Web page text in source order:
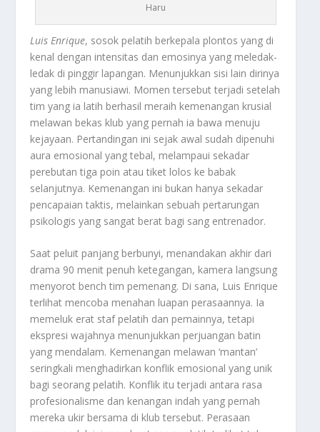
Haru
Luis Enrique, sosok pelatih berkepala plontos yang di
kenal dengan intensitas dan emosinya yang meledak-
ledak di pinggir lapangan. Menunjukkan sisi lain dirinya
yang lebih manusiawi. Momen tersebut terjadi setelah
tim yang ia latih berhasil meraih kemenangan krusial
melawan bekas klub yang pernah ia bawa menuju
kejayaan. Pertandingan ini sejak awal sudah dipenuhi
aura emosional yang tebal, melampaui sekadar
perebutan tiga poin atau tiket lolos ke babak
selanjutnya. Kemenangan ini bukan hanya sekadar
pencapaian taktis, melainkan sebuah pertarungan
psikologis yang sangat berat bagi sang entrenador.
Saat peluit panjang berbunyi, menandakan akhir dari
drama 90 menit penuh ketegangan, kamera langsung
menyorot bench tim pemenang. Di sana, Luis Enrique
terlihat mencoba menahan luapan perasaannya. Ia
memeluk erat staf pelatih dan pemainnya, tetapi
ekspresi wajahnya menunjukkan perjuangan batin
yang mendalam. Kemenangan melawan ‘mantan’
seringkali menghadirkan konflik emosional yang unik
bagi seorang pelatih. Konflik itu terjadi antara rasa
profesionalisme dan kenangan indah yang pernah
mereka ukir bersama di klub tersebut. Perasaan